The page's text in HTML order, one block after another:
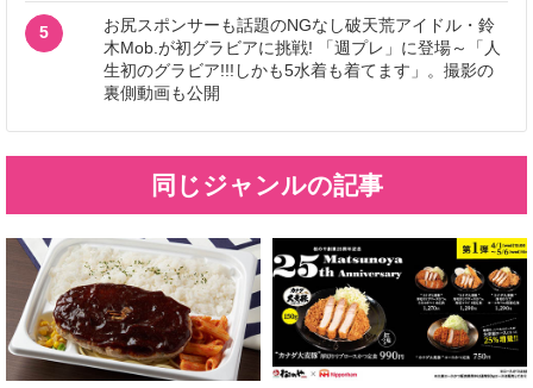
5
お尻スポンサーも話題のNGなし破天荒アイドル・鈴
木Mob.が初グラビアに挑戦! 「週プレ」に登場～「人
生初のグラビア!!!しかも5水着も着てます」。撮影の
裏側動画も公開
同じジャンルの記事